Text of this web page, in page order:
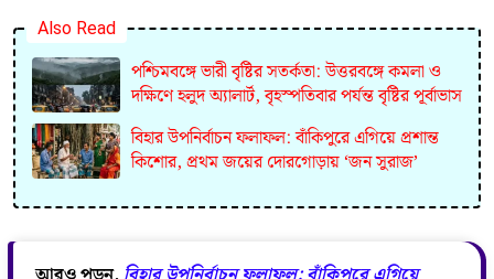
Also Read
পশ্চিমবঙ্গে ভারী বৃষ্টির সতর্কতা: উত্তরবঙ্গে কমলা ও
দক্ষিণে হলুদ অ্যালার্ট, বৃহস্পতিবার পর্যন্ত বৃষ্টির পূর্বাভাস
বিহার উপনির্বাচন ফলাফল: বাঁকিপুরে এগিয়ে প্রশান্ত
কিশোর, প্রথম জয়ের দোরগোড়ায় ‘জন সুরাজ’